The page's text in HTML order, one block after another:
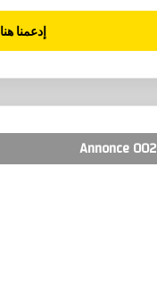
إدعمنا هنا
Annonce 002